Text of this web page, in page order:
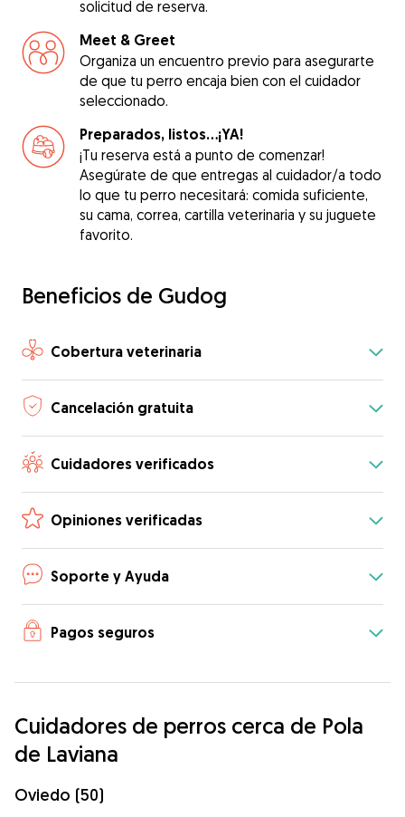
solicitud de reserva.
Meet & Greet
Organiza un encuentro previo para asegurarte
de que tu perro encaja bien con el cuidador
seleccionado.
Preparados, listos...¡YA!
¡Tu reserva está a punto de comenzar!
Asegúrate de que entregas al cuidador/a todo
lo que tu perro necesitará: comida suficiente,
su cama, correa, cartilla veterinaria y su juguete
favorito.
Beneficios de Gudog
Cobertura veterinaria
Cancelación gratuita
Cuidadores verificados
Opiniones verificadas
Soporte y Ayuda
Pagos seguros
Cuidadores de perros cerca de Pola
de Laviana
Oviedo (50)